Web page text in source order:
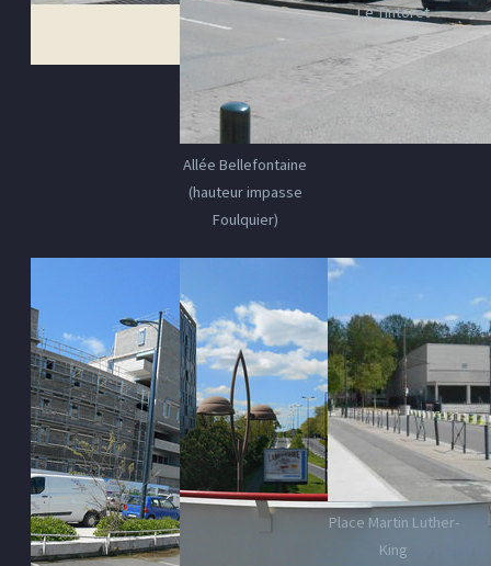
Allée Bellefontaine
(hauteur impasse
Foulquier)
Le Tintoret
Place Martin Luther-
King